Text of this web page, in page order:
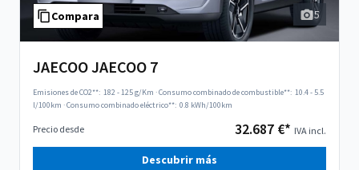
Compara 5
JAECOO JAECOO 7
Emisiones de CO2**: 182 - 125 g/Km ·Consumo combinado de combustible**: 10.4 - 5.5
l/100km ·Consumo combinado eléctrico**: 0.8 kWh/100km
Precio desde 32.687 €* IVA incl.
Descubrir más